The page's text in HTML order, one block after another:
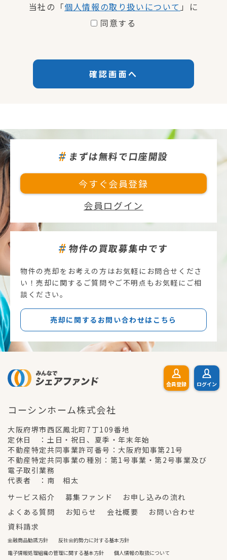
当社の「個人情報の取り扱いについて 」に
同意する
確認画面へ
まずは無料で口座開設
今すぐ会員登録
会員ログイン
物件の買取募集中です
物件の売却をお考えの方はお気軽にお問合せくださ
い！売却に関するご質問やご不明点もお気軽にご相
談ください。
売却に関するお問い合わせはこちら
会員登録 ログイン
コーシンホーム株式会社
大阪府堺市西区鳳北町7丁109番地
定休日 ：土日・祝日、夏季・年末年始
不動産特定共同事業許可番号：大阪府知事第21号
不動産特定共同事業の種別：第1号事業・第2号事業及び
電子取引業務
代表者 ：南 相太
サービス紹介
募集ファンド
お申し込みの流れ
よくある質問
お知らせ 会社概要
お問い合わせ
資料請求
金融商品勧誘方針
反社会的勢力に対する基本方針
電子情報処理組織の管理に関する基本方針
個人情報の取扱について